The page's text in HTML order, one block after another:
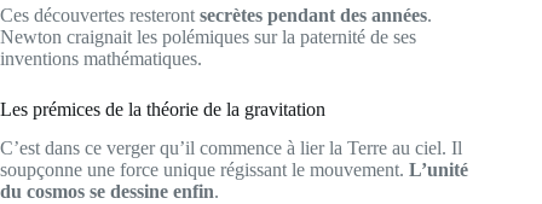
Ces découvertes resteront secrètes pendant des années.
Newton craignait les polémiques sur la paternité de ses
inventions mathématiques.
Les prémices de la théorie de la gravitation
C’est dans ce verger qu’il commence à lier la Terre au ciel. Il
soupçonne une force unique régissant le mouvement. L’unité
du cosmos se dessine enfin.